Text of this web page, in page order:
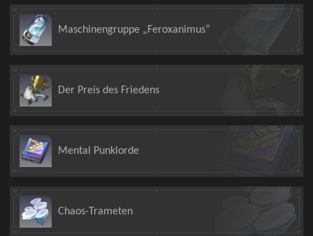
Maschinengruppe „Feroxanimus“
Der Preis des Friedens
Mental Punklorde
Chaos-Trameten